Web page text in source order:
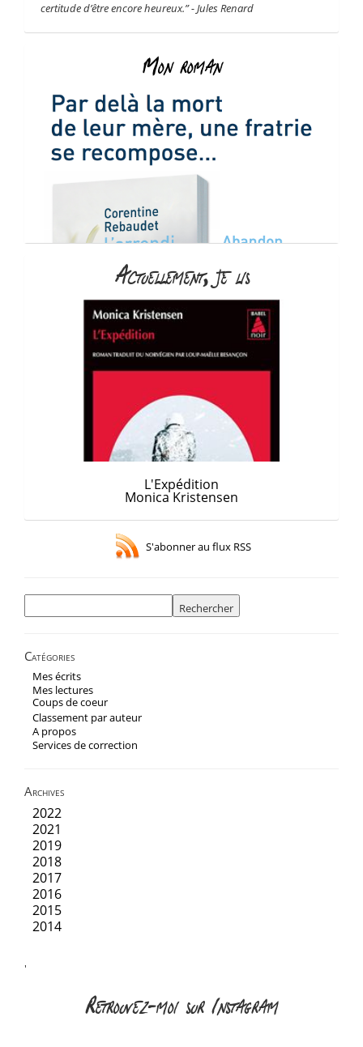
certitude d’être encore heureux.” - Jules Renard
Mon roman
Actuellement, je lis
L'Expédition
Monica Kristensen
S'abonner au flux RSS
Rechercher :
Catégories
Mes écrits
Mes lectures
Coups de coeur
Classement par auteur
A propos
Services de correction
Archives
2022
2021
2019
2018
2017
2016
2015
2014
'
Retrouvez-moi sur Instagram